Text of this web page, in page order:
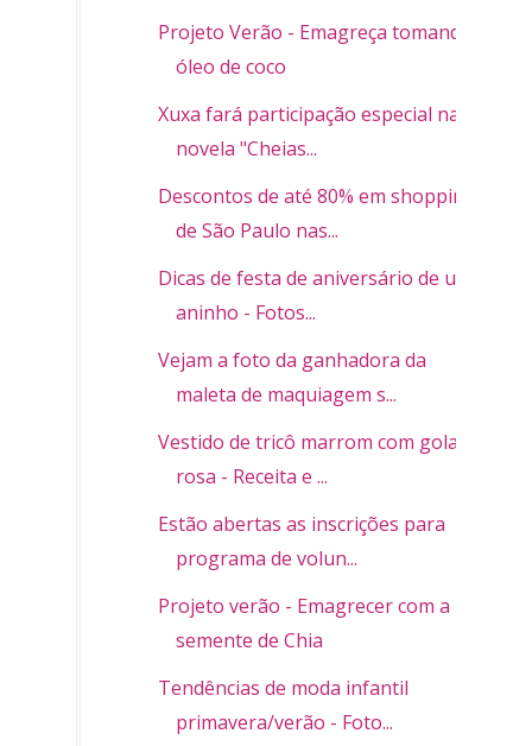
Projeto Verão - Emagreça tomando
óleo de coco
Xuxa fará participação especial na
novela "Cheias...
Descontos de até 80% em shoppings
de São Paulo nas...
Dicas de festa de aniversário de um
aninho - Fotos...
Vejam a foto da ganhadora da
maleta de maquiagem s...
Vestido de tricô marrom com gola
rosa - Receita e ...
Estão abertas as inscrições para
programa de volun...
Projeto verão - Emagrecer com a
semente de Chia
Tendências de moda infantil
primavera/verão - Foto...